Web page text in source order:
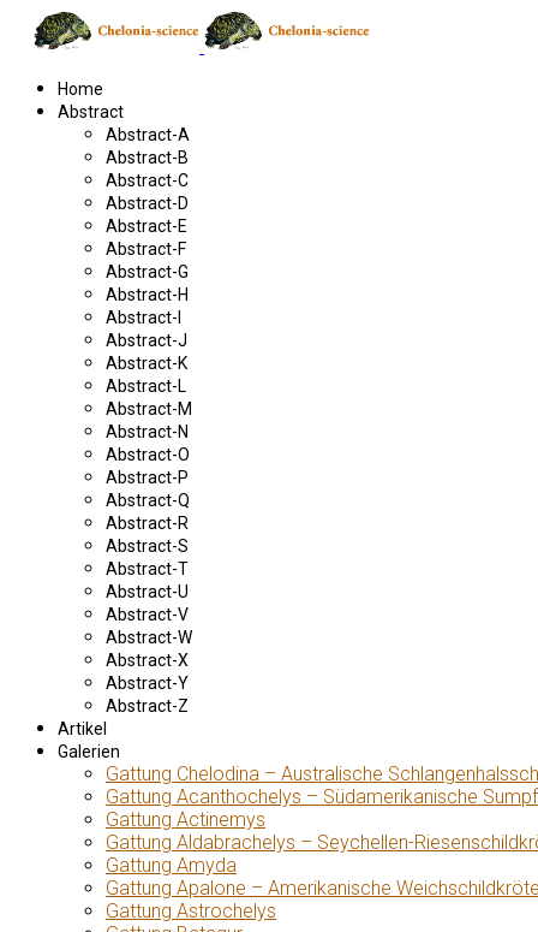
Home
Abstract
Abstract-A
Abstract-B
Abstract-C
Abstract-D
Abstract-E
Abstract-F
Abstract-G
Abstract-H
Abstract-I
Abstract-J
Abstract-K
Abstract-L
Abstract-M
Abstract-N
Abstract-O
Abstract-P
Abstract-Q
Abstract-R
Abstract-S
Abstract-T
Abstract-U
Abstract-V
Abstract-W
Abstract-X
Abstract-Y
Abstract-Z
Artikel
Galerien
Gattung Chelodina – Australische
Gattung Acanthochelys – Südamerikanische
Gattung Actinemys
Gattung Aldabrachelys – Seychellen-
Gattung Amyda
Gattung Apalone – Amerikanische
Gattung Astrochelys